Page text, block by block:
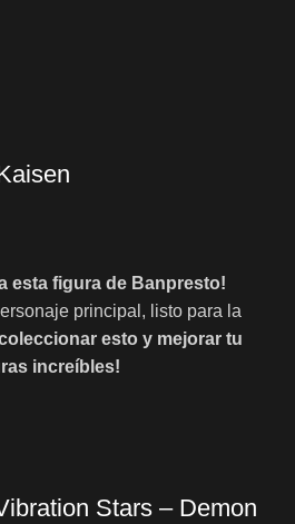
esta figura de Banpresto!
principal, listo para la
esto y mejorar tu
increíbles!
Stars – Demon